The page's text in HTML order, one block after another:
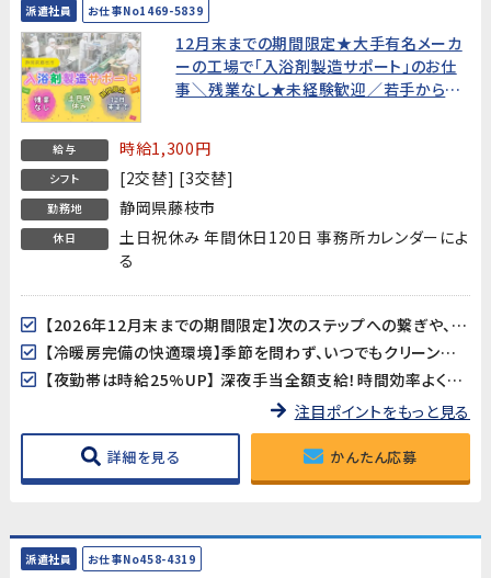
派遣社員 お仕事No1469-5839
12月末までの期間限定★大手有名メーカ
ーの工場で「入浴剤製造サポート」のお仕
事＼残業なし★未経験歓迎／若手からミ
給与 時給1,300円
シフト [2交替] [3交替]
勤務地 静岡県藤枝市
休日
土日祝休み 年間休日120日 事務所カレンダーによ
る
【2026年12月末までの期間限定】次のステップへの繋ぎや、期間を決めて集中して稼ぎたい方にピッタリ！
【冷暖房完備の快適環境】季節を問わず、いつでもクリーンで快適な職場環境です。
【夜勤帯は時給25%UP】 深夜手当全額支給！時間効率よく収入を得られます！
注目ポイントをもっと見る
詳細を見る かんたん応募
派遣社員 お仕事No458-4319